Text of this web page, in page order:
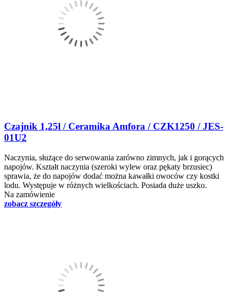
Czajnik 1,25l / Ceramika Amfora / CZK1250 / JES-
01U2
Naczynia, służące do serwowania zarówno zimnych, jak i gorących
napojów. Kształt naczynia (szeroki wylew oraz pękaty brzusiec)
sprawia, że do napojów dodać można kawałki owoców czy kostki
lodu. Występuje w różnych wielkościach. Posiada duże uszko.
Na zamówienie
zobacz szczegóły